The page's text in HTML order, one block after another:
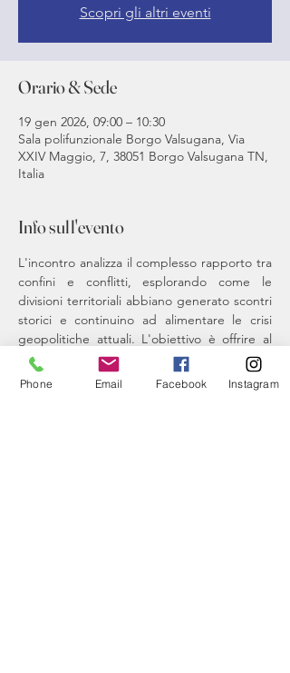
Scopri gli altri eventi
Orario & Sede
19 gen 2026, 09:00 – 10:30
Sala polifunzionale Borgo Valsugana, Via
XXIV Maggio, 7, 38051 Borgo Valsugana TN,
Italia
Info sull'evento
L'incontro analizza il complesso rapporto tra
confini e conflitti, esplorando come le
divisioni territoriali abbiano generato scontri
storici e continuino ad alimentare le crisi
geopolitiche attuali. L'obiettivo è offrire al
pubblico uno strumento di riflessione critica
sul legame tra memoria del passato e
Phone Email Facebook Instagram